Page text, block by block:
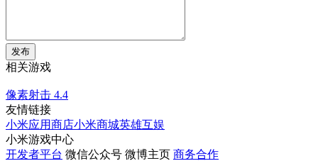
发布
相关游戏
像素射击 4.4
友情链接
小米应用商店小米商城英雄互娱
小米游戏中心
开发者平台 微信公众号 微博主页 商务合作